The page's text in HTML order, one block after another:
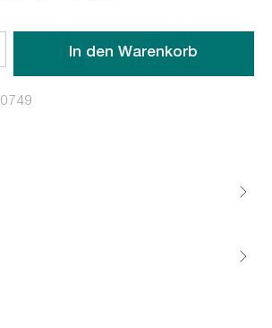
den gewünschten Wert ein oder
In den Warenkorb